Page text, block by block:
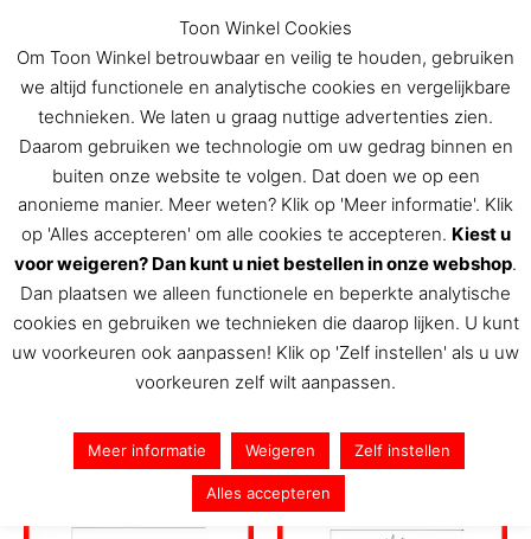
inhoud
De Toon Hermans winkel
Home/ Pagina 3
Webshop
Toon Winkel Cookies
Om Toon Winkel betrouwbaar en veilig te houden, gebruiken
we altijd functionele en analytische cookies en vergelijkbare
technieken. We laten u graag nuttige advertenties zien.
Daarom gebruiken we technologie om uw gedrag binnen en
buiten onze website te volgen. Dat doen we op een
anonieme manier. Meer weten? Klik op 'Meer informatie'. Klik
op 'Alles accepteren' om alle cookies te accepteren. Kiest u
voor weigeren? Dan kunt u niet bestellen in onze webshop.
Dan plaatsen we alleen functionele en beperkte analytische
cookies en gebruiken we technieken die daarop lijken. U kunt
uw voorkeuren ook aanpassen! Klik op 'Zelf instellen' als u uw
voorkeuren zelf wilt aanpassen.
Meer informatie Weigeren Zelf instellen
Alles accepteren